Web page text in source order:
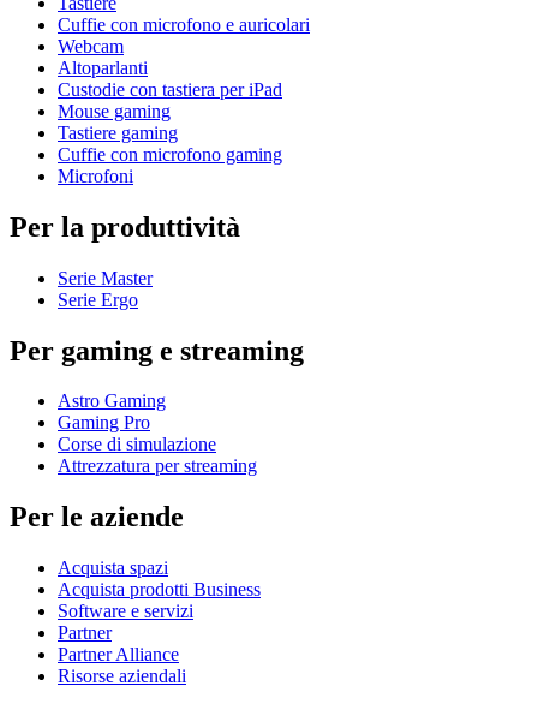
Cuffie con microfono e auricolari
Webcam
Altoparlanti
Custodie con tastiera per iPad
Mouse gaming
Tastiere gaming
Cuffie con microfono gaming
Microfoni
Per la produttività
Serie Master
Serie Ergo
Per gaming e streaming
Astro Gaming
Gaming Pro
Corse di simulazione
Attrezzatura per streaming
Per le aziende
Acquista spazi
Acquista prodotti Business
Software e servizi
Partner
Partner Alliance
Risorse aziendali